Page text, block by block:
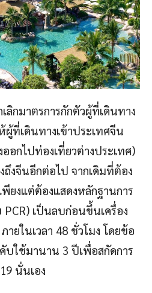
ลิกมาตรการกักตัวผู้ที่เดินทาง
ที่เดินทางเข้าประเทศจีน
อกไปท่องเที่ยวต่างประเทศ)
ถึงจีนอีกต่อไป จากเดิมที่ต้อง
พียงแต่ต้องแสดงหลักฐานการ
เป็นลบก่อนขึ้นเครื่อง
ยในเวลา 48 ชั่วโมง โดยข้อ
บใช้มานาน 3 ปีเพื่อสกัดการ
นั่นเอง